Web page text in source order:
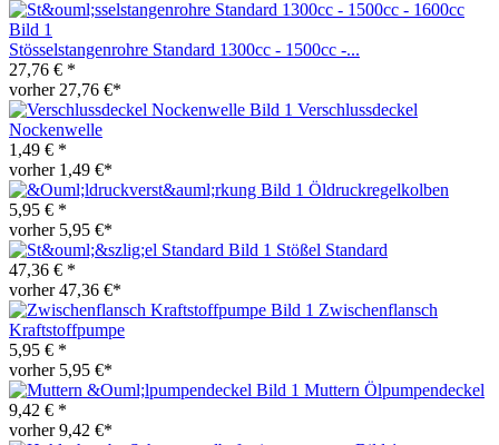
Stösselstangenrohre Standard 1300cc - 1500cc -...
27,76 € *
vorher 27,76 €*
Verschlussdeckel
Nockenwelle
1,49 € *
vorher 1,49 €*
Öldruckregelkolben
5,95 € *
vorher 5,95 €*
Stößel Standard
47,36 € *
vorher 47,36 €*
Zwischenflansch
Kraftstoffpumpe
5,95 € *
vorher 5,95 €*
Muttern Ölpumpendeckel
9,42 € *
vorher 9,42 €*